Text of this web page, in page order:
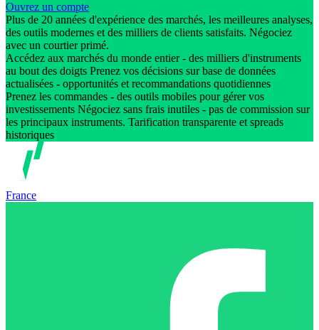
Ouvrez un compte
Plus de 20 années d'expérience des marchés, les meilleures analyses,
des outils modernes et des milliers de clients satisfaits. Négociez
avec un courtier primé.
Accédez aux marchés du monde entier - des milliers d'instruments
au bout des doigts Prenez vos décisions sur base de données
actualisées - opportunités et recommandations quotidiennes
Prenez les commandes - des outils mobiles pour gérer vos
investissements Négociez sans frais inutiles - pas de commission sur
les principaux instruments. Tarification transparente et spreads
historiques
France